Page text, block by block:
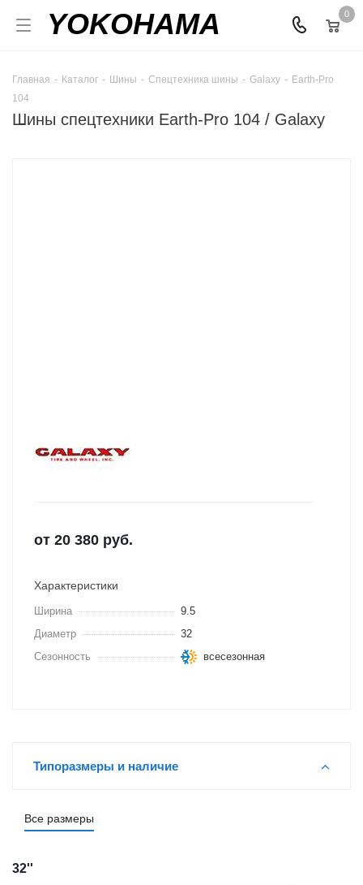
YOKOHAMA 0
Главная - Каталог - Шины - Спецтехника шины - Galaxy - Earth-Pro
104
Шины спецтехники Earth-Pro 104 / Galaxy
от 20 380 руб.
Характеристики
Ширина
9.5
Диаметр
32
Сезонность
всесезонная
Типоразмеры и наличие
Все размеры
32''